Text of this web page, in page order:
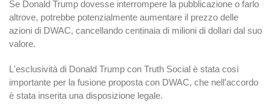
Se Donald Trump dovesse interrompere la pubblicazione o farlo
altrove, potrebbe potenzialmente aumentare il prezzo delle
azioni di DWAC, cancellando centinaia di milioni di dollari dal suo
valore.
L'esclusività di Donald Trump con Truth Social è stata così
importante per la fusione proposta con DWAC, che nell'accordo
è stata inserita una disposizione legale.